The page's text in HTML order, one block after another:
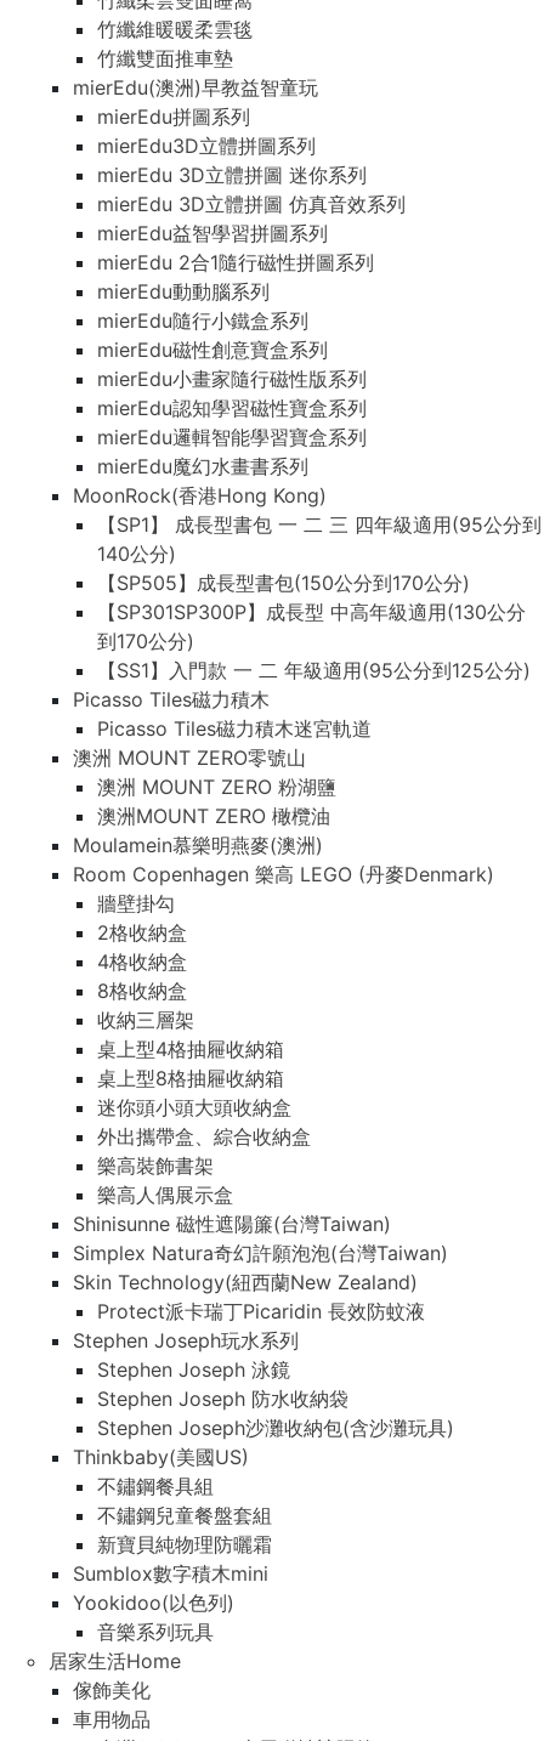
竹纖維暖暖柔雲毯
竹纖雙面推車墊
mierEdu(澳洲)早教益智童玩
mierEdu拼圖系列
mierEdu3D立體拼圖系列
mierEdu 3D立體拼圖 迷你系列
mierEdu 3D立體拼圖 仿真音效系列
mierEdu益智學習拼圖系列
mierEdu 2合1隨行磁性拼圖系列
mierEdu動動腦系列
mierEdu隨行小鐵盒系列
mierEdu磁性創意寶盒系列
mierEdu小畫家隨行磁性版系列
mierEdu認知學習磁性寶盒系列
mierEdu邏輯智能學習寶盒系列
mierEdu魔幻水畫書系列
MoonRock(香港Hong Kong)
【SP1】 成長型書包 一 二 三 四年級適用(95公分到
140公分)
【SP505】成長型書包(150公分到170公分)
【SP301SP300P】成長型 中高年級適用(130公分
到170公分)
【SS1】入門款 一 二 年級適用(95公分到125公分)
Picasso Tiles磁力積木
Picasso Tiles磁力積木迷宮軌道
澳洲 MOUNT ZERO零號山
澳洲 MOUNT ZERO 粉湖鹽
澳洲MOUNT ZERO 橄欖油
Moulamein慕樂明燕麥(澳洲)
Room Copenhagen 樂高 LEGO (丹麥Denmark)
牆壁掛勾
2格收納盒
4格收納盒
8格收納盒
收納三層架
桌上型4格抽屜收納箱
桌上型8格抽屜收納箱
迷你頭小頭大頭收納盒
外出攜帶盒、綜合收納盒
樂高裝飾書架
樂高人偶展示盒
Shinisunne 磁性遮陽簾(台灣Taiwan)
Simplex Natura奇幻許願泡泡(台灣Taiwan)
Skin Technology(紐西蘭New Zealand)
Protect派卡瑞丁Picaridin 長效防蚊液
Stephen Joseph玩水系列
Stephen Joseph 泳鏡
Stephen Joseph 防水收納袋
Stephen Joseph沙灘收納包(含沙灘玩具)
Thinkbaby(美國US)
不鏽鋼餐具組
不鏽鋼兒童餐盤套組
新寶貝純物理防曬霜
Sumblox數字積木mini
Yookidoo(以色列)
音樂系列玩具
居家生活Home
傢飾美化
車用物品